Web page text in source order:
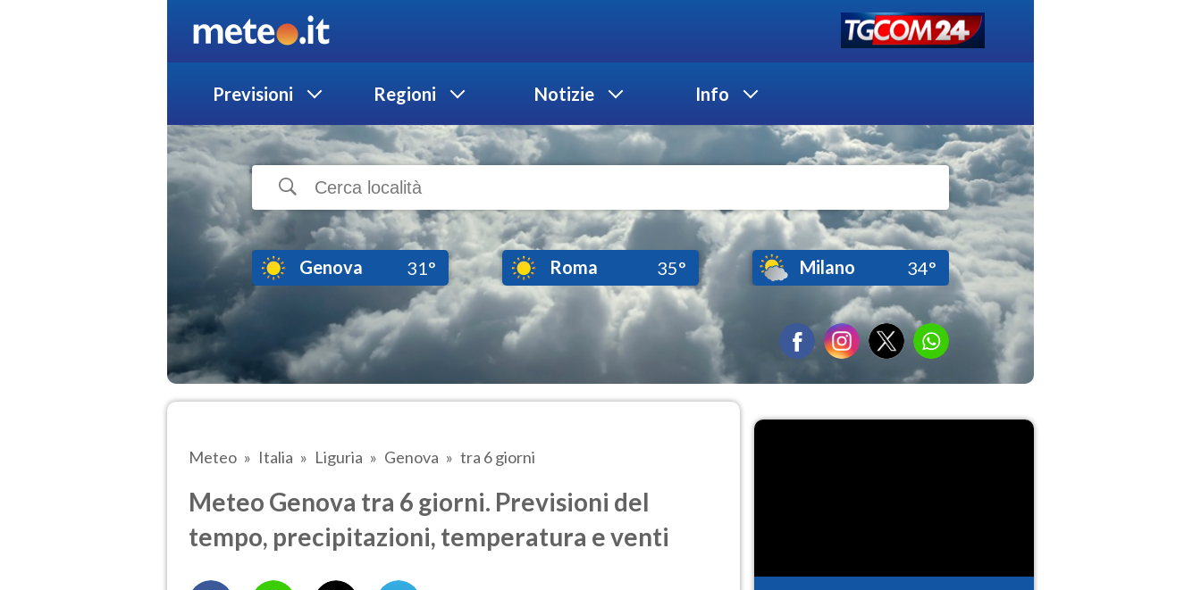
Previsioni Regioni Notizie Info
Genova 31° Roma 35° Milano 34°
Meteo Italia Liguria Genova tra 6 giorni
Meteo Genova tra 6 giorni. Previsioni del
tempo, precipitazioni, temperatura e venti